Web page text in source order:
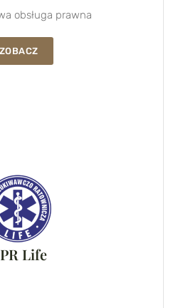
obsługa prawna
ZOBACZ
Life